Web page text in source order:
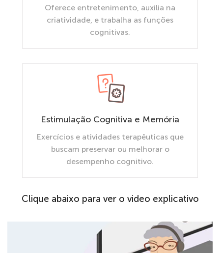
Oferece entretenimento, auxilia na
criatividade, e trabalha as funções
cognitivas.
Estimulação Cognitiva e Memória
Exercícios e atividades terapêuticas que
buscam preservar ou melhorar o
desempenho cognitivo.
Clique abaixo para ver o video explicativo